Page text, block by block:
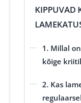
KIPPUVAD
1. Millal
kõige
2. Kas